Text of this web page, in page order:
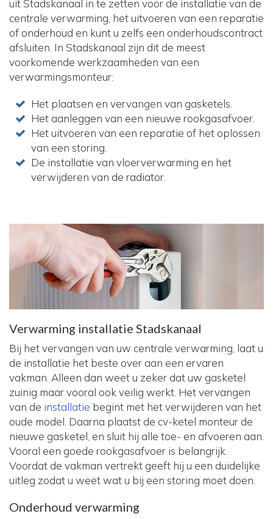
uit Stadskanaal in te zetten voor de installatie van de
centrale verwarming, het uitvoeren van een reparatie
of onderhoud en kunt u zelfs een onderhoudscontract
afsluiten. In Stadskanaal zijn dit de meest
voorkomende werkzaamheden van een
verwarmingsmonteur:
Het plaatsen en vervangen van gasketels.
Het aanleggen van een nieuwe rookgasafvoer.
Het uitvoeren van een reparatie of het oplossen
van een storing.
De installatie van vloerverwarming en het
verwijderen van de radiator.
Verwarming installatie Stadskanaal
Bij het vervangen van uw centrale verwarming, laat u
de installatie het beste over aan een ervaren
vakman. Alleen dan weet u zeker dat uw gasketel
zuinig maar vooral ook veilig werkt. Het vervangen
van de installatie begint met het verwijderen van het
oude model. Daarna plaatst de cv-ketel monteur de
nieuwe gasketel, en sluit hij alle toe- en afvoeren aan.
Vooral een goede rookgasafvoer is belangrijk.
Voordat de vakman vertrekt geeft hij u een duidelijke
uitleg zodat u weet wat u bij een storing moet doen.
Onderhoud verwarming